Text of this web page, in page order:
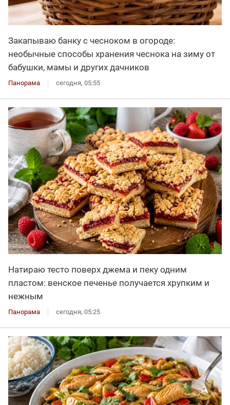
Закапываю банку с чесноком в огороде:
необычные способы хранения чеснока на зиму от
бабушки, мамы и других дачников
Панорама сегодня, 05:55
Натираю тесто поверх джема и пеку одним
пластом: венское печенье получается хрупким и
нежным
Панорама сегодня, 05:25